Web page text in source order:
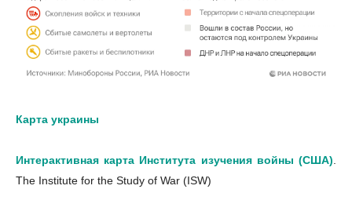
Карта украины
Интерактивная карта Института изучения войны (США)
The Institute for the Study of War (ISW)